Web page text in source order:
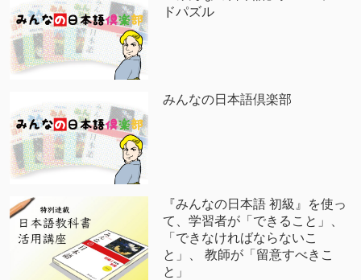
ドパズル
みんなの日本語倶楽部
『みんなの日本語 初級』を使っ
て、学習者が「できること」、
「できなければならないこ
と」、 教師が「留意すべきこ
と」